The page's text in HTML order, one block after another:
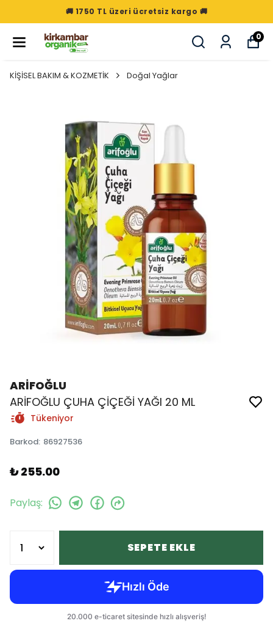
🚚 1750 TL üzeri ücretsiz kargo 🚚
0
KİŞİSEL BAKIM & KOZMETİK Doğal Yağlar
ARİFOĞLU
ARİFOĞLU ÇUHA ÇİÇEĞİ YAĞI 20 ML
Tükeniyor
Barkod: 86927536
₺ 255.00
Paylaş:
SEPETE EKLE